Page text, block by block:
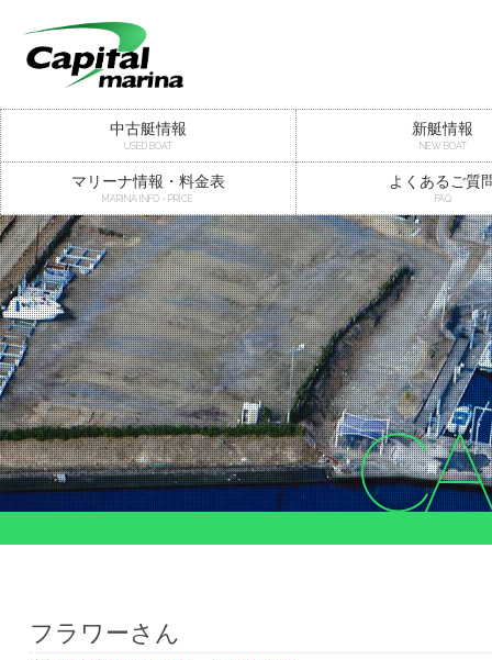
中古艇情報
USED BOAT
新艇情報
NEW BOAT
マリーナ情報・料金表
MARINA INFO・PRICE
よくあるご質
FAQ
フラワーさん